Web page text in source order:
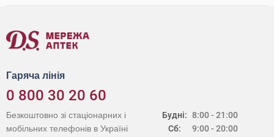
Гаряча лінія
0 800 30 20 60
Будні:
Сб:
8:00 - 21:00
9:00 - 20:00
Безкоштовно зі стаціонарних і
мобільних телефонів в Україні